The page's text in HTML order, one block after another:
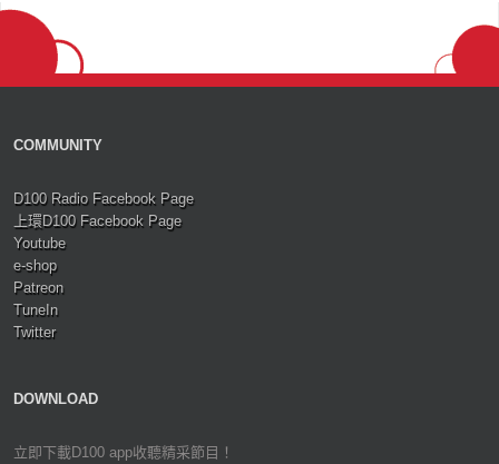
COMMUNITY
D100 Radio Facebook Page
上環D100 Facebook Page
Youtube
e-shop
Patreon
TuneIn
Twitter
DOWNLOAD
立即下載D100 app收聽精采節目！